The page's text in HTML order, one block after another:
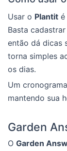
Usar o Plantit é
Basta
então dá dicas
torna simples
os dias.
Um
mantendo sua
Garden
O Garden